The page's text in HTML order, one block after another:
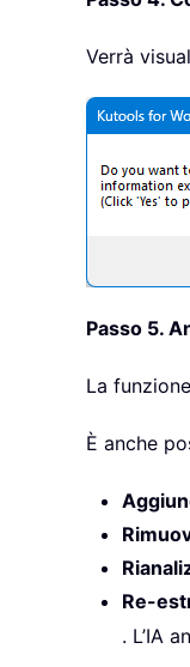
Verrà
Passo 5.
La
È anche
Re-
. L’IA